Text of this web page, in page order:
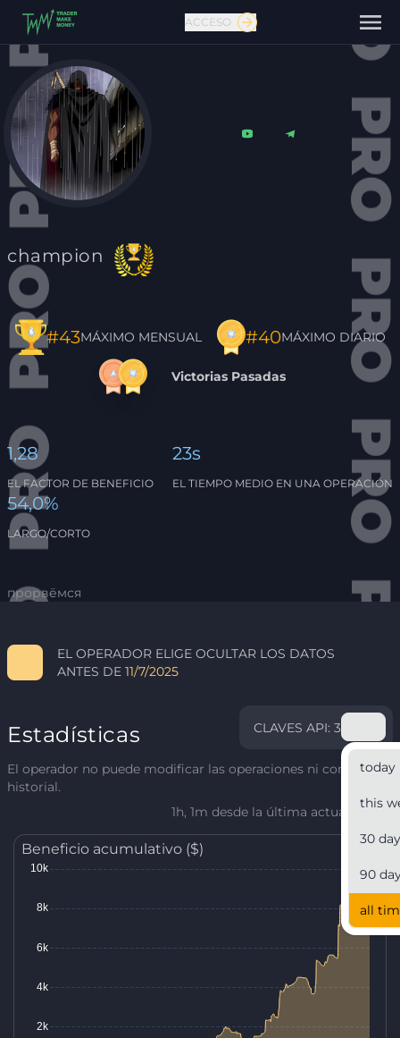
ACCESO
champion
#43MÁXIMO MENSUAL #40MÁXIMO DIARIO
Victorias Pasadas
1,28
EL FACTOR DE BENEFICIO
23s
EL TIEMPO MEDIO EN UNA OPERACIÓN
54,0%
LARGO/CORTO
прорвёмся
EL OPERADOR ELIGE OCULTAR LOS DATOS
ANTES DE 11/7/2025
Estadísticas CLAVES API: 3
today
this
30
90
all
El operador no puede modificar las operaciones ni corregir el
historial.
1h, 1m desde la última actualización
Beneficio acumulativo ($)